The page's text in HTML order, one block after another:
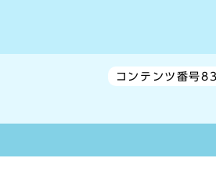
コンテンツ番号